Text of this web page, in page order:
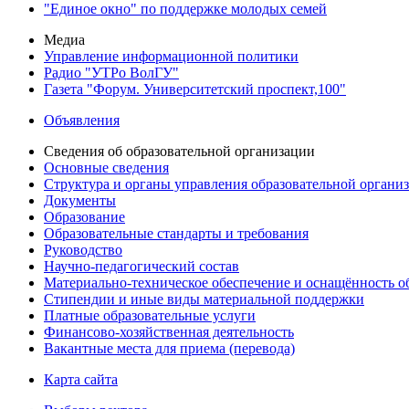
"Единое окно" по поддержке молодых семей
Медиа
Управление информационной политики
Радио "УТРо ВолГУ"
Газета "Форум. Университетский проспект,100"
Объявления
Сведения об образовательной организации
Основные сведения
Структура и органы управления образовательной
Документы
Образование
Образовательные стандарты и требования
Руководство
Научно-педагогический состав
Материально-техническое обеспечение и оснащённость
Стипендии и иные виды материальной поддержки
Платные образовательные услуги
Финансово-хозяйственная деятельность
Вакантные места для приема (перевода)
Карта сайта